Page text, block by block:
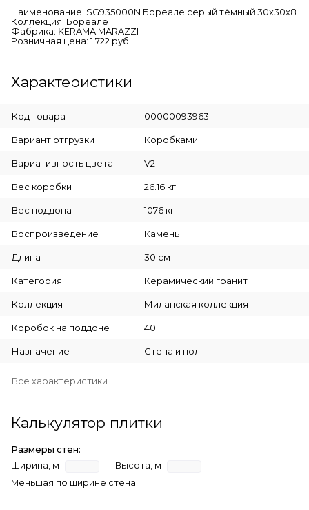
Наименование: SG935000N Бореале серый тёмный 30x30x8
Коллекция: Бореале
Фабрика: KERAMA MARAZZI
Розничная цена: 1 722 руб.
Характеристики
Код товара 00000093963
Вариант отгрузки Коробками
Вариативность цвета V2
Вес коробки 26.16 кг
Вес поддона 1076 кг
Воспроизведение Камень
Длина 30 см
Категория Керамический гранит
Коллекция Миланская коллекция
Коробок на поддоне 40
Назначение Стена и пол
Все характеристики
Калькулятор плитки
Размеры стен:
Ширина, м
Высота, м
Меньшая по ширине стена